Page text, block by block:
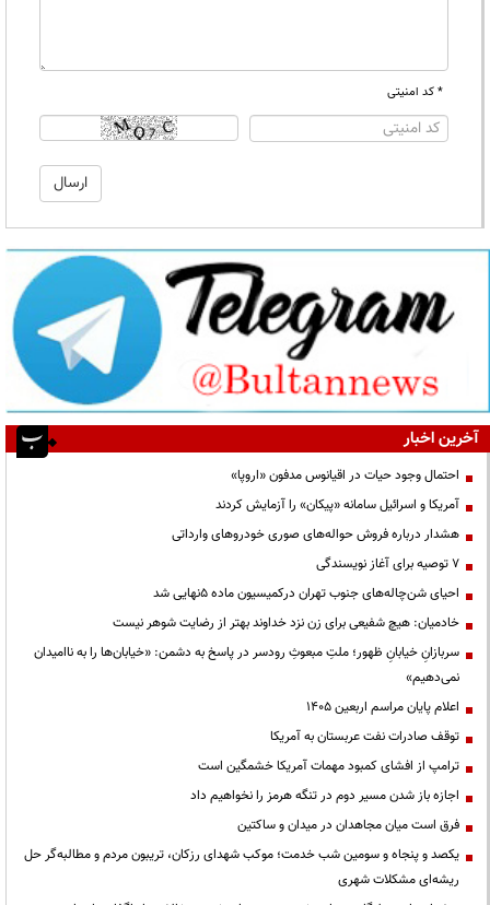
* کد امنیتی
آخرین اخبار
احتمال وجود حیات در اقیانوس مدفون «اروپا»
آمریکا و اسرائیل سامانه «پیکان» را آزمایش کردند
هشدار درباره فروش حواله‌های صوری خودروهای وارداتی
۷ توصیه برای آغاز نویسندگی
احیای شن‌چاله‌های جنوب تهران درکمیسیون ماده ۵نهایی شد
خادمیان: هیچ شفیعی برای زن نزد خداوند بهتر از رضایت شوهر نیست
سربازانِ خیابانِ ظهور؛ ملتِ مبعوثِ رودسر در پاسخ به دشمن: «خیابان‌ها را به ناامیدان
نمی‌دهیم»
اعلام پایان مراسم اربعین ۱۴۰۵
توقف صادرات نفت عربستان به آمریکا
ترامپ از افشای کمبود مهمات آمریکا خشمگین است
اجازه باز شدن مسیر دوم در تنگه هرمز را نخواهیم داد
فرق است میان مجاهدان در میدان و ساکتین
یکصد و پنجاه و سومین شب خدمت؛ موکب شهدای رزکان، تریبون مردم و مطالبه‌گر حل
ریشه‌ای مشکلات شهری